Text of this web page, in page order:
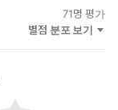
71명 평가
별점 분포 보기